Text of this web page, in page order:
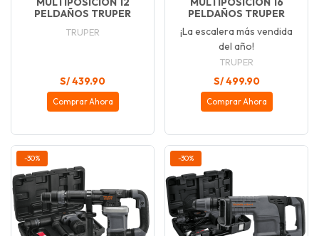
PELDAÑOS TRUPER
TRUPER
S/ 439.90
Comprar Ahora
PELDAÑOS TRUPER
¡La escalera más vendida
del año!
TRUPER
S/ 499.90
Comprar Ahora
-30% -30%